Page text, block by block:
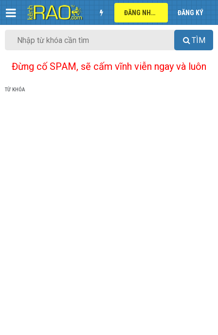
ĐĂNG NHẬP ĐĂNG KÝ
TÌM
Đừng cố SPAM, sẽ cấm vĩnh viễn ngay và luôn
TỪ KHÓA